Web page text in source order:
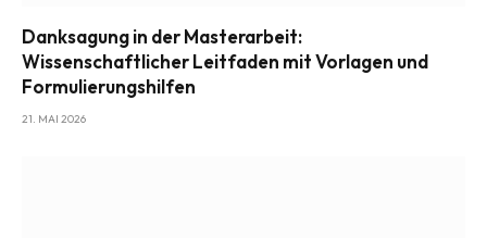
Danksagung in der Masterarbeit:
Wissenschaftlicher Leitfaden mit Vorlagen und
Formulierungshilfen
21. MAI 2026